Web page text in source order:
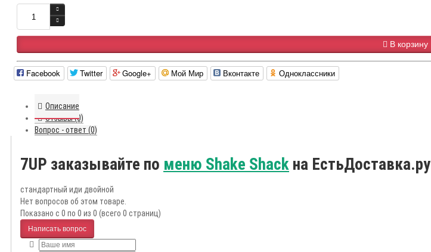
В корзину
Facebook Twitter Google+ Мой Мир Вконтакте Одноклассники
Описание
Отзывы (0)
Вопрос - ответ (0)
7UP заказывайте по меню Shake Shack на ЕстьДоставка.ру
стандартный иди двойной
Нет вопросов об этом товаре.
Показано с 0 по 0 из 0 (всего 0 страниц)
Написать вопрос